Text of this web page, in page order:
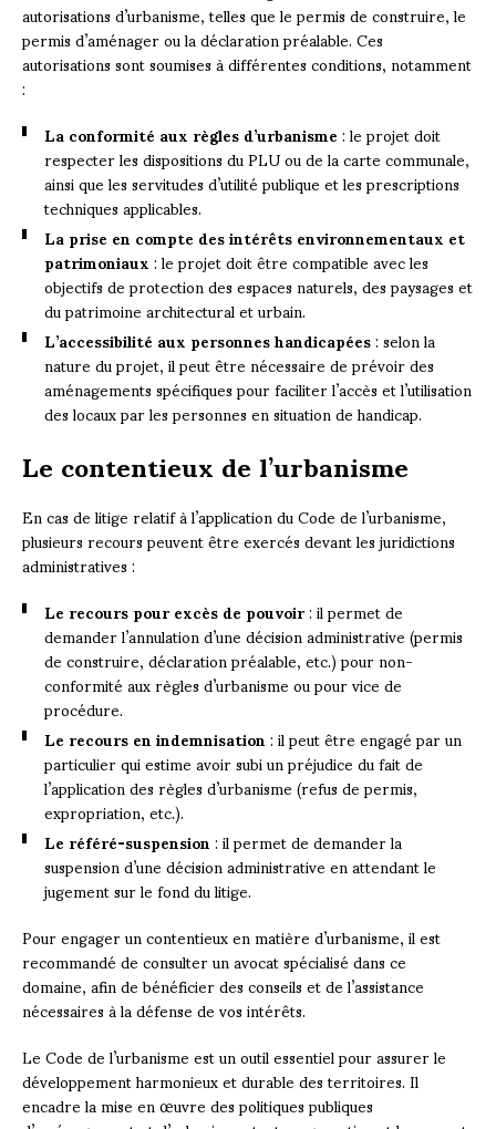
autorisations d’urbanisme, telles que le permis de construire, le
permis d’aménager ou la déclaration préalable. Ces
autorisations sont soumises à différentes conditions, notamment
:
La conformité aux règles d’urbanisme: le projet doit
respecter les dispositions du PLU ou de la carte communale,
ainsi que les servitudes d’utilité publique et les prescriptions
techniques applicables.
La prise en compte des intérêts environnementaux et
patrimoniaux: le projet doit être compatible avec les
objectifs de protection des espaces naturels, des paysages et
du patrimoine architectural et urbain.
L’accessibilité aux personnes handicapées: selon la
nature du projet, il peut être nécessaire de prévoir des
aménagements spécifiques pour faciliter l’accès et l’utilisation
des locaux par les personnes en situation de handicap.
Le contentieux de l’urbanisme
En cas de litige relatif à l’application du Code de l’urbanisme,
plusieurs recours peuvent être exercés devant les juridictions
administratives :
Le recours pour excès de pouvoir: il permet de
demander l’annulation d’une décision administrative (permis
de construire, déclaration préalable, etc.) pour non-
conformité aux règles d’urbanisme ou pour vice de
procédure.
Le recours en indemnisation: il peut être engagé par un
particulier qui estime avoir subi un préjudice du fait de
l’application des règles d’urbanisme (refus de permis,
expropriation, etc.).
Le référé-suspension: il permet de demander la
suspension d’une décision administrative en attendant le
jugement sur le fond du litige.
Pour engager un contentieux en matière d’urbanisme, il est
recommandé de consulter un avocat spécialisé dans ce
domaine, afin de bénéficier des conseils et de l’assistance
nécessaires à la défense de vos intérêts.
Le Code de l’urbanisme est un outil essentiel pour assurer le
développement harmonieux et durable des territoires. Il
encadre la mise en œuvre des politiques publiques